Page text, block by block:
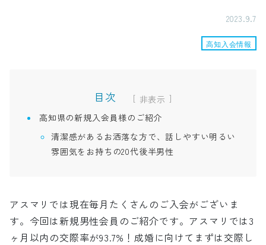
2023.9.7
高知入会情報
目次 [
]
高知県の新規入会員様のご紹介
清潔感があるお洒落な方で、話しやすい明るい
雰囲気をお持ちの20代後半男性
アスマリでは現在毎月たくさんのご入会がございま
す。今回は新規男性会員のご紹介です。アスマリでは3
ヶ月以内の交際率が93.7%！成婚に向けてまずは交際し